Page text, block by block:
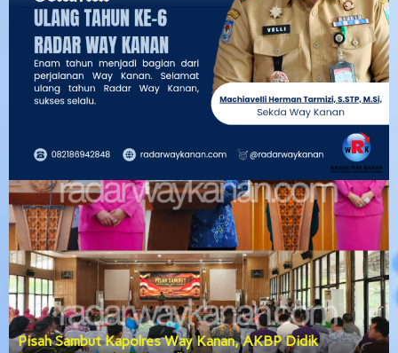
Pisah Sambut Kapolres Way Kanan, AKBP Didik